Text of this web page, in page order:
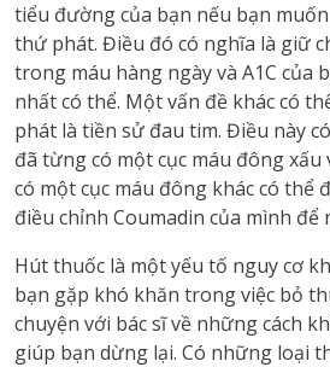
tiểu đường của bạn nếu bạn
thứ phát. Điều đó có nghĩa là giữ
trong máu hàng ngày và A1C của
nhất có thể. Một vấn đề khác có
phát là tiền sử đau tim. Điều này
đã từng có một cục máu đông xấu
có một cục máu đông khác có thể
điều chỉnh Coumadin của mình để
Hút thuốc là một yếu tố nguy cơ
bạn gặp khó khăn trong việc bỏ
chuyện với bác sĩ về những cách
giúp bạn dừng lại. Có những loại